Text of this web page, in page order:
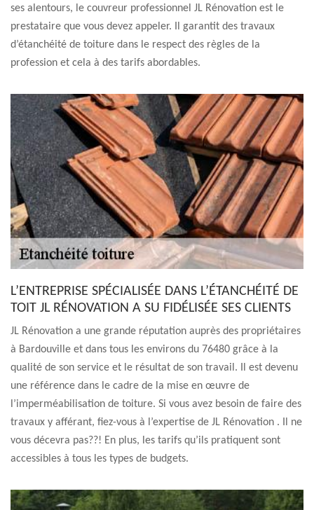
ses alentours, le couvreur professionnel JL Rénovation est le
prestataire que vous devez appeler. Il garantit des travaux
d’étanchéité de toiture dans le respect des règles de la
profession et cela à des tarifs abordables.
L’ENTREPRISE SPÉCIALISÉE DANS L’ÉTANCHÉITÉ DE
TOIT JL RÉNOVATION A SU FIDÉLISÉE SES CLIENTS
JL Rénovation a une grande réputation auprès des propriétaires
à Bardouville et dans tous les environs du 76480 grâce à la
qualité de son service et le résultat de son travail. Il est devenu
une référence dans le cadre de la mise en œuvre de
l’imperméabilisation de toiture. Si vous avez besoin de faire des
travaux y afférant, fiez-vous à l’expertise de JL Rénovation . Il ne
vous décevra pas??! En plus, les tarifs qu’ils pratiquent sont
accessibles à tous les types de budgets.